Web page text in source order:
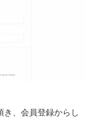
き、会員登録からし